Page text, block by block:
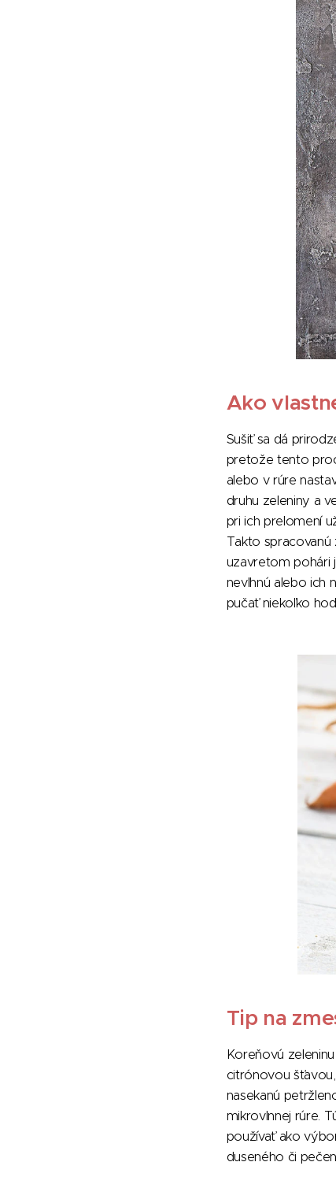
Ako
Sušiť sa dá
pretože tento
alebo v rúre
druhu zeleniny a
pri ich prelomení
Takto
uzavretom pohári
nevlhnú alebo ich
pučať niekoľko
Tip na
Koreňovú
citrónovou
nasekanú
mikrovlnnej rúre.
používať ako
duseného či